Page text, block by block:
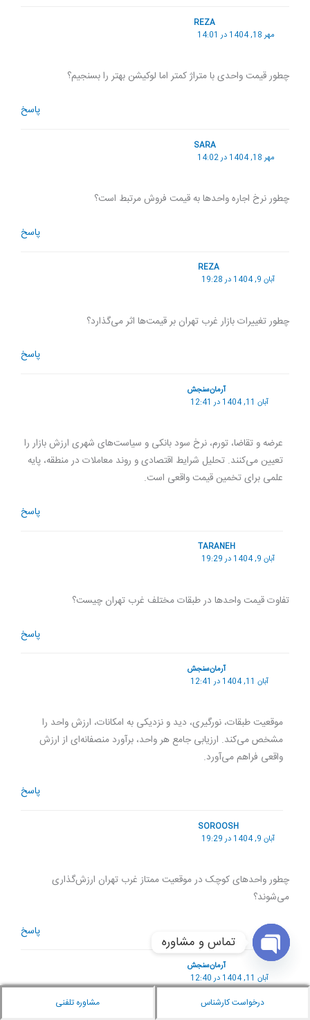
REZA
مهر 18, 1404 در 14:01
چطور قیمت واحدی با متراژ کمتر اما لوکیشن بهتر را بسنجیم؟
پاسخ
SARA
مهر 18, 1404 در 14:02
چطور نرخ اجاره واحدها به قیمت فروش مرتبط است؟
پاسخ
REZA
آبان 9, 1404 در 19:28
چطور تغییرات بازار غرب تهران بر قیمت‌ها اثر می‌گذارد؟
پاسخ
آرمان‌سنجش
آبان 11, 1404 در 12:41
عرضه و تقاضا، تورم، نرخ سود بانکی و سیاست‌های شهری ارزش بازار را
تعیین می‌کنند. تحلیل شرایط اقتصادی و روند معاملات در منطقه، پایه
علمی برای تخمین قیمت واقعی است.
پاسخ
TARANEH
آبان 9, 1404 در 19:29
تفاوت قیمت واحدها در طبقات مختلف غرب تهران چیست؟
پاسخ
آرمان‌سنجش
آبان 11, 1404 در 12:41
موقعیت طبقات، نورگیری، دید و نزدیکی به امکانات، ارزش واحد را
مشخص می‌کند. ارزیابی جامع هر واحد، برآورد منصفانه‌ای از ارزش
واقعی فراهم می‌آورد.
پاسخ
SOROOSH
آبان 9, 1404 در 19:29
چطور واحدهای کوچک در موقعیت ممتاز غرب تهران ارزش‌گذاری
می‌شوند؟
پاسخ
آرمان‌سنجش
آبان 11, 1404 در 12:40
درخواست کارشناس مشاوره تلفنی
تماس و مشاوره
Open chaty